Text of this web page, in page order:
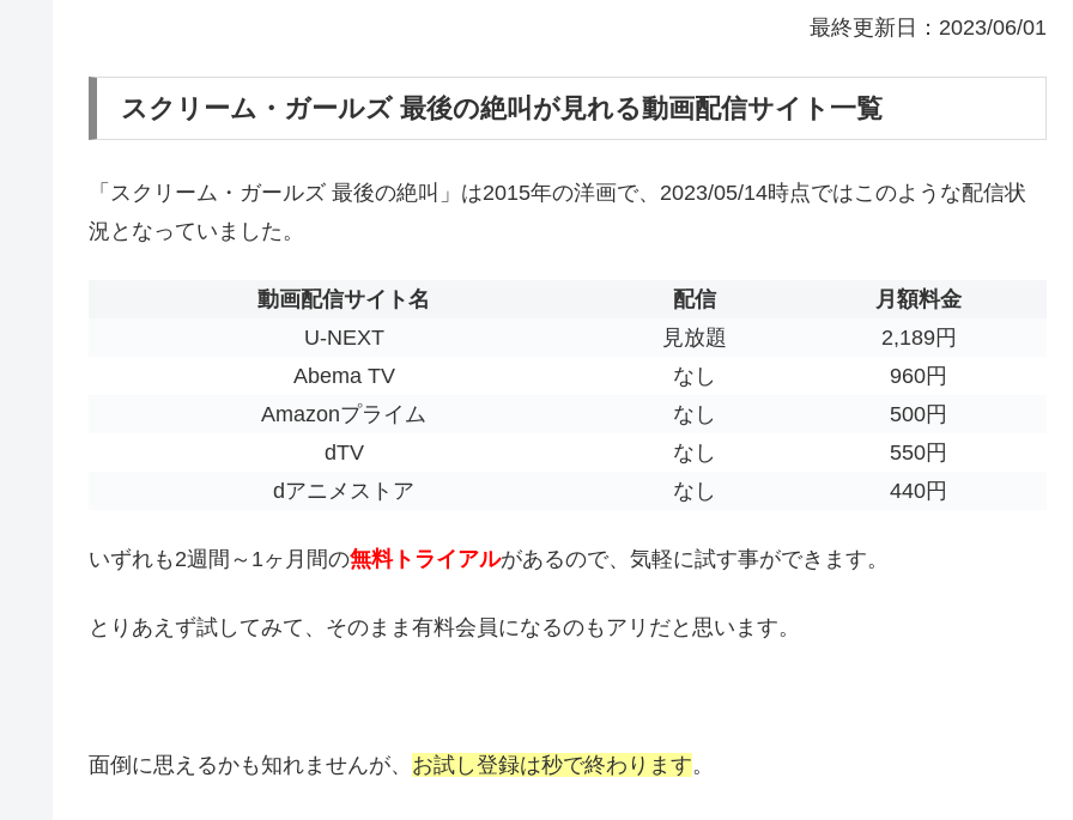
最終更新日：2023/06/01
スクリーム・ガールズ 最後の絶叫が見れる動画配信サイト一覧
「スクリーム・ガールズ 最後の絶叫」は2015年の洋画で、2023/05/14時点ではこのような配信状
況となっていました。
動画配信サイト名 配信
月額料金
U-NEXT
見放題
2,189円
Abema TV
なし
960円
Amazonプライム
なし
500円
dTV
なし
550円
dアニメストア
なし 440円
いずれも2週間～1ヶ月間の無料トライアルがあるので、気軽に試す事ができます。
とりあえず試してみて、そのまま有料会員になるのもアリだと思います。
面倒に思えるかも知れませんが、 お試し登録は秒で終わります。